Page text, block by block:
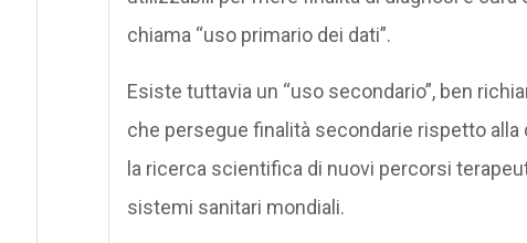
chiama “uso primario dei dati”.
Esiste tuttavia un “uso secondario”, ben
che persegue finalità secondarie rispetto
la ricerca scientifica di nuovi percorsi
sistemi sanitari mondiali.